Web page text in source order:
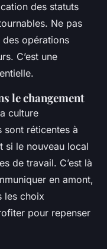
des statuts
Ne pas
opérations
C’est une
le changement
culture
sont réticentes à
si le nouveau local
de travail. C’est là
en amont,
les choix
pour repenser